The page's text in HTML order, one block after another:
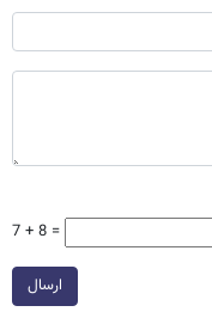
7 + 8 =
ارسال